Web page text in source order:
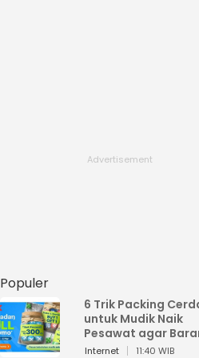
Populer
6 Trik Packing
untuk Mudik Naik
Pesawat agar
Tidak Over Bagasi
Internet 11:40 WIB